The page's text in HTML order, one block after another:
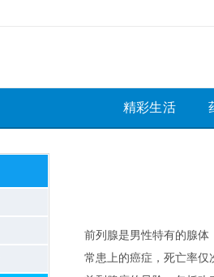
精彩生活